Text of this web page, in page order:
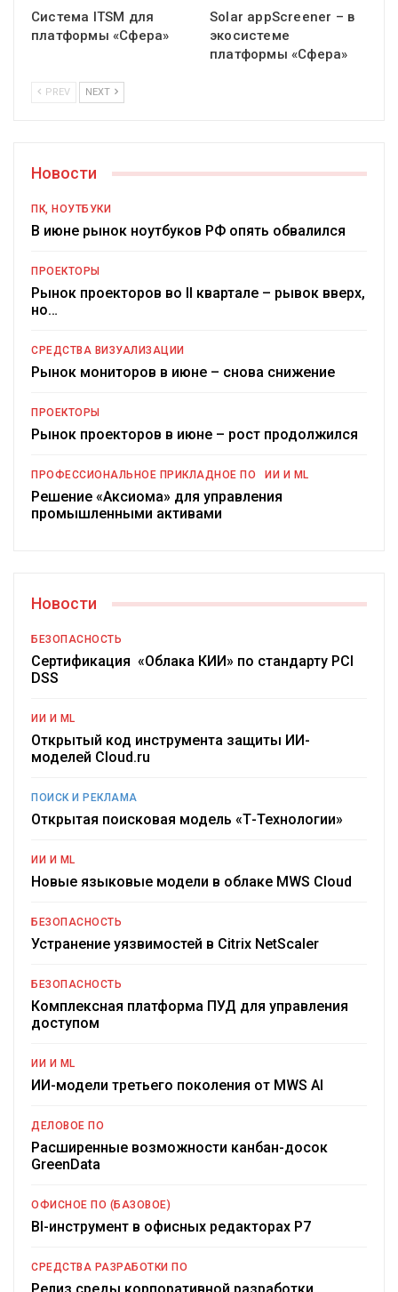
Система ITSM для
платформы «Сфера»
Solar appScreener – в
экосистеме
платформы «Сфера»
PREV NEXT
Новости
ПК, НОУТБУКИ
В июне рынок ноутбуков РФ опять обвалился
ПРОЕКТОРЫ
Рынок проекторов во II квартале – рывок вверх,
но…
СРЕДСТВА ВИЗУАЛИЗАЦИИ
Рынок мониторов в июне – снова снижение
ПРОЕКТОРЫ
Рынок проекторов в июне – рост продолжился
ПРОФЕССИОНАЛЬНОЕ ПРИКЛАДНОЕ ПО ИИ И ML
Решение «Аксиома» для управления
промышленными активами
Новости
БЕЗОПАСНОСТЬ
Сертификация «Облака КИИ» по стандарту PCI
DSS
ИИ И ML
Открытый код инструмента защиты ИИ-
моделей Cloud.ru
ПОИСК И РЕКЛАМА
Открытая поисковая модель «Т-Технологии»
ИИ И ML
Новые языковые модели в облаке MWS Cloud
БЕЗОПАСНОСТЬ
Устранение уязвимостей в Citrix NetScaler
БЕЗОПАСНОСТЬ
Комплексная платформа ПУД для управления
доступом
ИИ И ML
ИИ-модели третьего поколения от MWS AI
ДЕЛОВОЕ ПО
Расширенные возможности канбан-досок
GreenData
ОФИСНОЕ ПО (БАЗОВОЕ)
BI-инструмент в офисных редакторах Р7
СРЕДСТВА РАЗРАБОТКИ ПО